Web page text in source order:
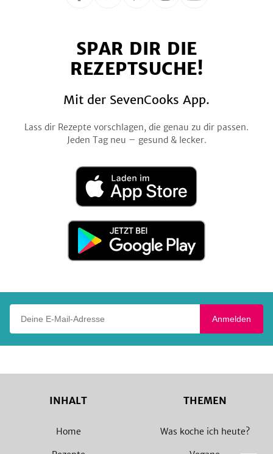
FacebookTwitterPinterestInstagramYouTube
SPAR DIR DIE
REZEPTSUCHE!
Mit der SevenCooks App.
Lass dir Rezepte vorschlagen, die genau zu dir passen.
Jeden Tag neu – gesund & lecker.
Laden
im
App
Jetzt
Google
Anmelden
INHALT
Home
THEMEN
Was koche ich heute?